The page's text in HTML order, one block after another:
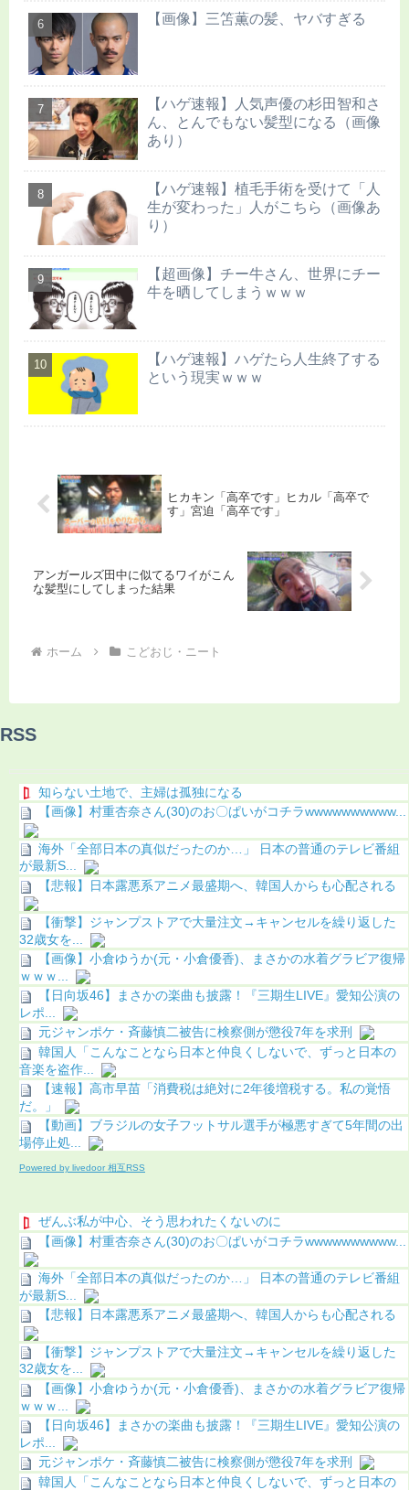
【画像】三笘薫の髪、ヤバすぎる
【ハゲ速報】人気声優の杉田智和さ
ん、とんでもない髪型になる（画像
あり）
【ハゲ速報】植毛手術を受けて「人
生が変わった」人がこちら（画像あ
り）
【超画像】チー牛さん、世界にチー
牛を晒してしまうｗｗｗ
【ハゲ速報】ハゲたら人生終了する
という現実ｗｗｗ
ヒカキン「高卒です」ヒカル「高卒で
す」宮迫「高卒です」
アンガールズ田中に似てるワイがこん
な髪型にしてしまった結果
ホーム こどおじ・ニート
RSS
知らない土地で、主婦は孤独になる
【画像】村重杏奈さん(30)のお〇ぱいがコチラwwwwwwwwww...
海外「全部日本の真似だったのか…」 日本の普通のテレビ番組
が最新S...
【悲報】日本露悪系アニメ最盛期へ、韓国人からも心配される
【衝撃】ジャンプストアで大量注文→キャンセルを繰り返した
32歳女を...
【画像】小倉ゆうか(元・小倉優香)、まさかの水着グラビア復帰
ｗｗｗ...
【日向坂46】まさかの楽曲も披露！『三期生LIVE』愛知公演の
レポ...
元ジャンポケ・斉藤慎二被告に検察側が懲役7年を求刑
韓国人「こんなことなら日本と仲良くしないで、ずっと日本の
音楽を盗作...
【速報】高市早苗「消費税は絶対に2年後増税する。私の覚悟
だ。」
【動画】ブラジルの女子フットサル選手が極悪すぎて5年間の出
場停止処...
Powered by livedoor 相互RSS
ぜんぶ私が中心、そう思われたくないのに
【画像】村重杏奈さん(30)のお〇ぱいがコチラwwwwwwwwww...
海外「全部日本の真似だったのか…」 日本の普通のテレビ番組
が最新S...
【悲報】日本露悪系アニメ最盛期へ、韓国人からも心配される
【衝撃】ジャンプストアで大量注文→キャンセルを繰り返した
32歳女を...
【画像】小倉ゆうか(元・小倉優香)、まさかの水着グラビア復帰
ｗｗｗ...
【日向坂46】まさかの楽曲も披露！『三期生LIVE』愛知公演の
レポ...
元ジャンポケ・斉藤慎二被告に検察側が懲役7年を求刑
韓国人「こんなことなら日本と仲良くしないで、ずっと日本の